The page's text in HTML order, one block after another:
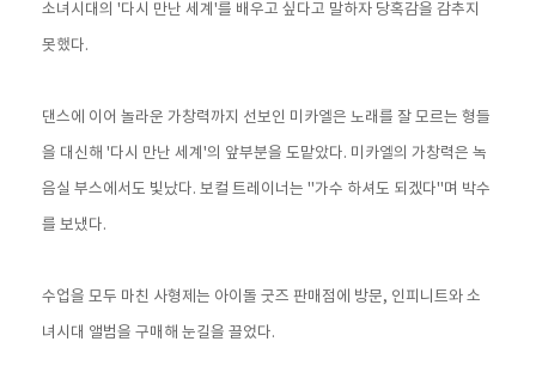
소녀시대의 '다시 만난 세계'를 배우고 싶다고 말하자 당혹감을 감추지
못했다.
댄스에 이어 놀라운 가창력까지 선보인 미카엘은 노래를 잘 모르는 형들
을 대신해 '다시 만난 세계'의 앞부분을 도맡았다. 미카엘의 가창력은 녹
음실 부스에서도 빛났다. 보컬 트레이너는 "가수 하셔도 되겠다"며 박수
를 보냈다.
수업을 모두 마친 사형제는 아이돌 굿즈 판매점에 방문, 인피니트와 소
녀시대 앨범을 구매해 눈길을 끌었다.